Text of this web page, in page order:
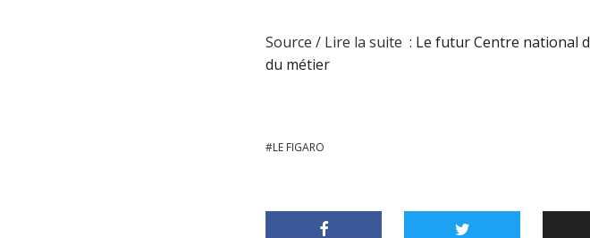
Source / Lire la suite : Le futur Centre national
du métier
LE FIGARO